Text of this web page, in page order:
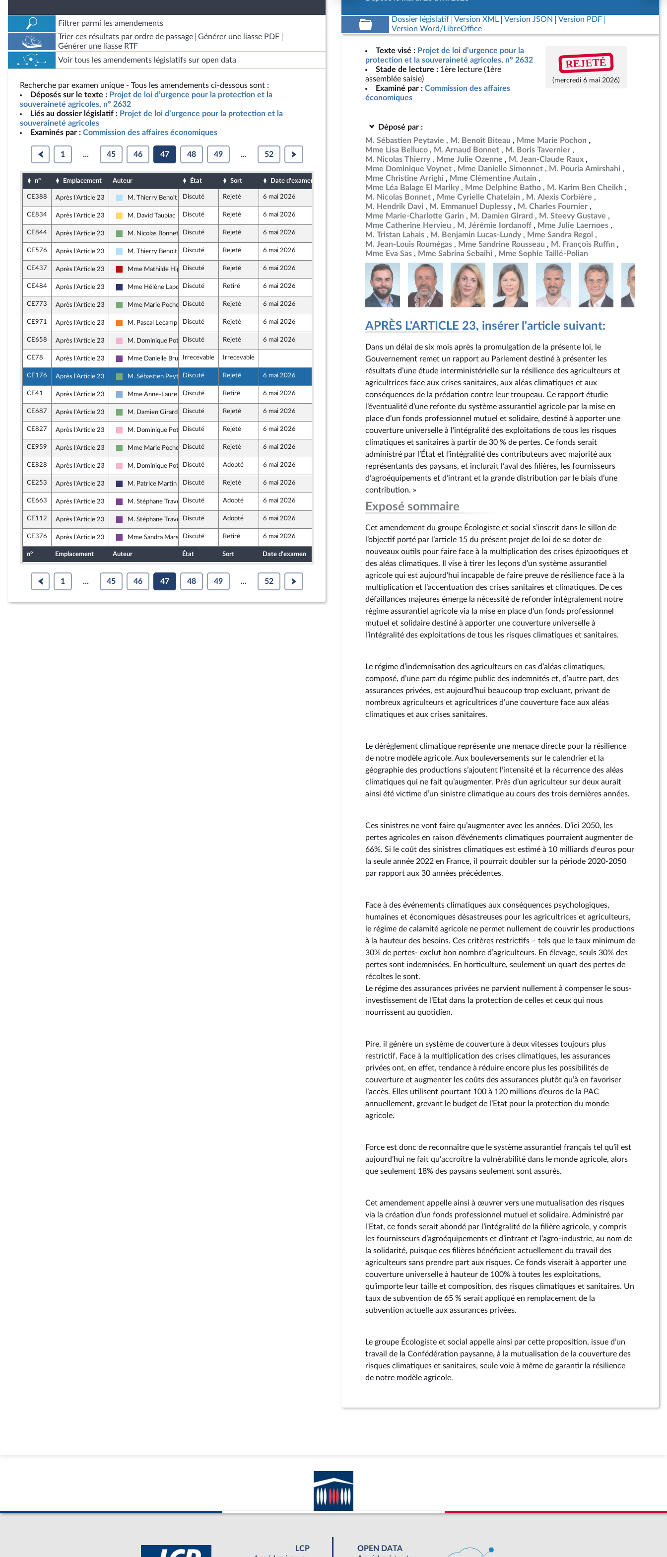
Filtrer parmi les amendements
Trier ces résultats par ordre de passage
Générer une liasse PDF
Générer une liasse RTF
Voir tous les amendements législatifs sur open data
Recherche par examen unique - Tous les amendements ci-dessous sont :
Déposés sur le texte : Projet de loi d’urgence pour la protection et la
souveraineté agricoles, n° 2632
Liés au dossier législatif : Projet de loi d’urgence pour la protection et la
souveraineté agricoles
Examinés par : Commission des affaires économiques
1 ... 45 46 47 48 49 ... 52
n° Emplacement Auteur État Sort Date d'examen Date de dépôt
CE388 Après l'Article 23
Horizons & Indépendants
M. Thierry Benoit Discuté Rejeté 6 mai 2026
CE834 Après l'Article 23
Libertés, Indépendants, Outre-mer et Territoires
M. David Taupiac Discuté Rejeté 6 mai 2026
CE844 Après l'Article 23
Écologiste et Social
M. Nicolas Bonnet Discuté Rejeté 6 mai 2026
CE576 Après l'Article 23
Horizons & Indépendants
M. Thierry Benoit Discuté Rejeté 6 mai 2026
CE437 Après l'Article 23
La France insoumise - Nouveau Front Populaire
Mme Mathilde HignetDiscuté Rejeté 6 mai 2026
CE484 Après l'Article 23
Rassemblement National
Mme Hélène LaporteDiscuté Retiré 6 mai 2026
CE773 Après l'Article 23
Écologiste et Social
Mme Marie Pochon Discuté Rejeté 6 mai 2026
CE971 Après l'Article 23
Les Démocrates
M. Pascal Lecamp Discuté Rejeté 6 mai 2026
CE658 Après l'Article 23
Socialistes et apparentés
M. Dominique PotierDiscuté Rejeté 6 mai 2026
CE78 Après l'Article 23
Ensemble pour la République
Mme Danielle BruleboisIrrecevable Irrecevable
CE176 Après l'Article 23
Écologiste et Social
M. Sébastien PeytavieDiscuté Rejeté 6 mai 2026
CE41 Après l'Article 23
Droite Républicaine
Mme Anne-Laure BlinDiscuté Retiré 6 mai 2026
CE687 Après l'Article 23
Écologiste et Social
M. Damien Girard Discuté Rejeté 6 mai 2026
CE827 Après l'Article 23
Socialistes et apparentés
M. Dominique PotierDiscuté Rejeté 6 mai 2026
CE959 Après l'Article 23
Écologiste et Social
Mme Marie Pochon Discuté Rejeté 6 mai 2026
CE828 Après l'Article 23
Socialistes et apparentés
M. Dominique PotierDiscuté Adopté 6 mai 2026
CE253 Après l'Article 23
Rassemblement National
M. Patrice Martin Discuté Rejeté 6 mai 2026
CE663 Après l'Article 23
Ensemble pour la République
M. Stéphane TravertDiscuté Adopté 6 mai 2026
CE112 Après l'Article 23
Ensemble pour la République
M. Stéphane TravertDiscuté Adopté 6 mai 2026
CE376 Après l'Article 23
Ensemble pour la République
Mme Sandra MarsaudDiscuté Retiré 6 mai 2026
n° Emplacement Auteur État Sort Date d'examen
1 ... 45 46 47 48 49 ... 52
Dossier législatif Version XML Version JSON
Version PDF
Version Word/LibreOffice
Texte visé : Projet de loi d’urgence pour la
protection et la souveraineté agricoles, n° 2632
Stade de lecture : 1ère lecture (1ère
assemblée saisie)
Examiné par : Commission des affaires
économiques
REJETÉ
(mercredi 6 mai 2026)
Déposé par :
M. Sébastien Peytavie
M. Benoît Biteau
Mme Marie Pochon
Mme Lisa Belluco
M. Arnaud Bonnet
M. Boris Tavernier
M. Nicolas Thierry
Mme Julie Ozenne
M. Jean-Claude Raux
Mme Dominique Voynet
Mme Danielle Simonnet
M. Pouria Amirshahi
Mme Christine Arrighi
Mme Clémentine Autain
Mme Léa Balage El Mariky
Mme Delphine Batho
M. Karim Ben Cheikh
M. Nicolas Bonnet
Mme Cyrielle Chatelain
M. Alexis Corbière
M. Hendrik Davi
M. Emmanuel Duplessy
M. Charles Fournier
Mme Marie-Charlotte Garin
M. Damien Girard
M. Steevy Gustave
Mme Catherine Hervieu
M. Jérémie Iordanoff
Mme Julie Laernoes
M. Tristan Lahais
M. Benjamin Lucas-Lundy
Mme Sandra Regol
M. Jean-Louis Roumégas
Mme Sandrine Rousseau
M. François Ruffin
Mme Eva Sas
Mme Sabrina Sebaihi Mme Sophie Taillé-Polian
APRÈS L'ARTICLE 23, insérer l'article suivant:
Dans un délai de six mois après la promulgation de la présente loi, le
Gouvernement remet un rapport au Parlement destiné à présenter les
résultats d’une étude interministérielle sur la résilience des agriculteurs et
agricultrices face aux crises sanitaires, aux aléas climatiques et aux
conséquences de la prédation contre leur troupeau. Ce rapport étudie
l’éventualité d’une refonte du système assurantiel agricole par la mise en
place d’un fonds professionnel mutuel et solidaire, destiné à apporter une
couverture universelle à l’intégralité des exploitations de tous les risques
climatiques et sanitaires à partir de 30 % de pertes. Ce fonds serait
administré par l’État et l’intégralité des contributeurs avec majorité aux
représentants des paysans, et inclurait l’aval des filières, les fournisseurs
d’agroéquipements et d’intrant et la grande distribution par le biais d’une
contribution. »
Exposé sommaire
Cet amendement du groupe Écologiste et social s’inscrit dans le sillon de
l’objectif porté par l’article 15 du présent projet de loi de se doter de
nouveaux outils pour faire face à la multiplication des crises épizootiques et
des aléas climatiques. Il vise à tirer les leçons d’un système assurantiel
agricole qui est aujourd’hui incapable de faire preuve de résilience face à la
multiplication et l’accentuation des crises sanitaires et climatiques. De ces
défaillances majeures émerge la nécessité de refonder intégralement notre
régime assurantiel agricole via la mise en place d’un fonds professionnel
mutuel et solidaire destiné à apporter une couverture universelle à
l’intégralité des exploitations de tous les risques climatiques et sanitaires.
Le régime d’indemnisation des agriculteurs en cas d’aléas climatiques,
composé, d’une part du régime public des indemnités et, d’autre part, des
assurances privées, est aujourd’hui beaucoup trop excluant, privant de
nombreux agriculteurs et agricultrices d’une couverture face aux aléas
climatiques et aux crises sanitaires.
Le dérèglement climatique représente une menace directe pour la résilience
de notre modèle agricole. Aux bouleversements sur le calendrier et la
géographie des productions s’ajoutent l’intensité et la récurrence des aléas
climatiques qui ne fait qu’augmenter. Près d’un agriculteur sur deux aurait
ainsi été victime d’un sinistre climatique au cours des trois dernières années.
Ces sinistres ne vont faire qu’augmenter avec les années. D’ici 2050, les
pertes agricoles en raison d’événements climatiques pourraient augmenter de
66%. Si le coût des sinistres climatiques est estimé à 10 milliards d'euros pour
la seule année 2022 en France, il pourrait doubler sur la période 2020-2050
par rapport aux 30 années précédentes.
Face à des événements climatiques aux conséquences psychologiques,
humaines et économiques désastreuses pour les agricultrices et agriculteurs,
le régime de calamité agricole ne permet nullement de couvrir les productions
à la hauteur des besoins. Ces critères restrictifs – tels que le taux minimum de
30% de pertes- exclut bon nombre d’agriculteurs. En élevage, seuls 30% des
pertes sont indemnisées. En horticulture, seulement un quart des pertes de
récoltes le sont.
Le régime des assurances privées ne parvient nullement à compenser le sous-
investissement de l’Etat dans la protection de celles et ceux qui nous
nourrissent au quotidien.
Pire, il génère un système de couverture à deux vitesses toujours plus
restrictif. Face à la multiplication des crises climatiques, les assurances
privées ont, en effet, tendance à réduire encore plus les possibilités de
couverture et augmenter les coûts des assurances plutôt qu’à en favoriser
l’accès. Elles utilisent pourtant 100 à 120 millions d’euros de la PAC
annuellement, grevant le budget de l’Etat pour la protection du monde
agricole.
Force est donc de reconnaître que le système assurantiel français tel qu’il est
aujourd’hui ne fait qu’accroître la vulnérabilité dans le monde agricole, alors
que seulement 18% des paysans seulement sont assurés.
Cet amendement appelle ainsi à œuvrer vers une mutualisation des risques
via la création d’un fonds professionnel mutuel et solidaire. Administré par
l'Etat, ce fonds serait abondé par l’intégralité de la filière agricole, y compris
les fournisseurs d’agroéquipements et d’intrant et l’agro-industrie, au nom de
la solidarité, puisque ces filières bénéficient actuellement du travail des
agriculteurs sans prendre part aux risques. Ce fonds viserait à apporter une
couverture universelle à hauteur de 100% à toutes les exploitations,
qu’importe leur taille et composition, des risques climatiques et sanitaires. Un
taux de subvention de 65 % serait appliqué en remplacement de la
subvention actuelle aux assurances privées.
Le groupe Écologiste et social appelle ainsi par cette proposition, issue d’un
travail de la Confédération paysanne, à la mutualisation de la couverture des
risques climatiques et sanitaires, seule voie à même de garantir la résilience
de notre modèle agricole.
LCP
OPEN DATA